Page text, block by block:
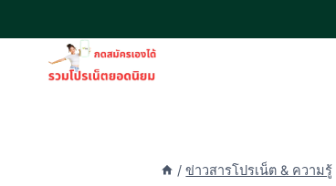
to
content
/ ข่าวสารโปรเน็ต & ความรู้